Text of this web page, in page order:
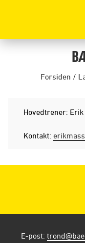
Forsiden /
Hovedtrener:
Kontakt:
E-post: